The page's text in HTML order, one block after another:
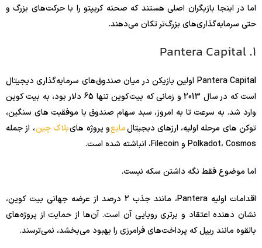
اما در اینجا بازیگران اصلی هستند که صحنه کریپتو را با حرکت‌های بزرگ و
حتی سرمایه‌گذاری‌های بزرگ‌تر تکان می‌دهند.
1. Pantera Capital
Pantera Capital اولین بازیکن در میان صندوق‌های سرمایه‌گذاری دیجیتال
است که در سال 2013 و زمانی که بیت‌کوین تنها 65 دلار بود، به بیت کوین
وارد شد. به سرعت تا به امروز، سبد سهام صندوق با موفقیت های سنگین،
توکن های مرحله اولیه، ارزهای دیجیتالمایعو پروژه هایبلاک چین، از جمله
Polkadot، Cosmos و Filecoin، انباشته شده است.
اما موضوع فقط نگه داشتن سکه نیست.
اقدامات اولیه Pantera، مانند جذب 2 درصد از عرضه جهانی بیت کوین،
نشان دهنده اعتقاد و برتری رویایی آن است. آن‌ها از حمایت از پروژه‌های
بالقوه مانند ریپل که پرداخت‌های فرامرزی را بهبود می‌بخشد، نمی‌ترسند.